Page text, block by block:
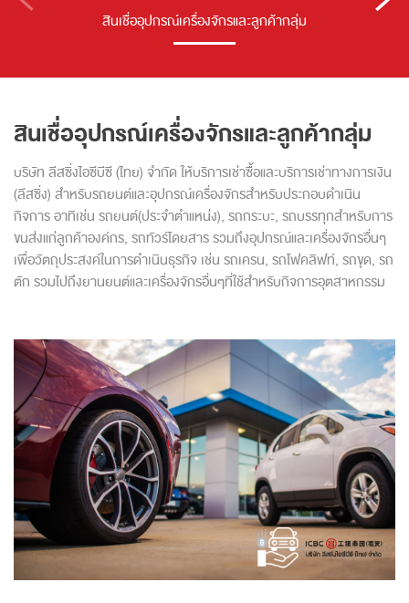
สินเชื่ออุปกรณ์เครื่องจักรและลูกค้ากลุ่ม
สินเชื่ออุปกรณ์เครื่องจักรและลูกค้ากลุ่ม
บริษัท ลีสซิ่งไอซีบีซี (ไทย) จำกัด ให้บริการเช่าซื้อและบริการเช่าทางการเงิน
(ลีสซิ่ง) สำหรับรถยนต์และอุปกรณ์เครื่องจักรสำหรับประกอบดำเนิน
กิจการ อาทิเช่น รถยนต์(ประจำตำแหน่ง), รถกระบะ, รถบรรทุกสำหรับการ
ขนส่งแก่ลูกค้าองค์กร, รถทัวร์โดยสาร รวมถึงอุปกรณ์และเครื่องจักรอื่นๆ
เพื่อวัตถุประสงค์ในการดำเนินธุรกิจ เช่น รถเครน, รถโฟคลิฟท์, รถขุด, รถ
ตัก รวมไปถึงยานยนต์และเครื่องจักรอื่นๆที่ใช้สำหรับกิจการอุตสาหกรรม